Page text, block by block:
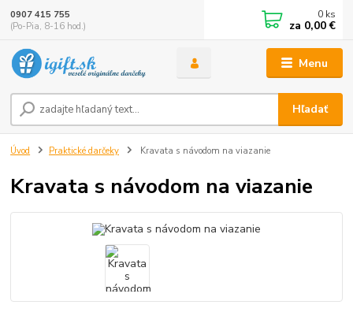
Menu
Hľadať
0907 415 755
(Po-Pia, 8-16 hod.)
0 ks
za 0,00 €
Úvod Praktické darčeky Kravata s návodom na viazanie
Kravata s návodom na viazanie